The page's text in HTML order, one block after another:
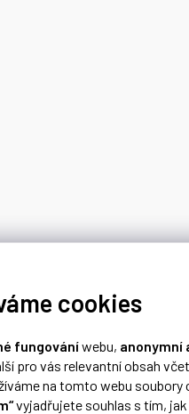
cookies
fungováníwebu, anonymní
pro vás relevantní obsah
na tomto webu soubory
vyjadřujete souhlas s tím, jak